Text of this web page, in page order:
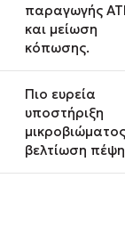
παραγωγής
και μείωση
κόπωσης.
Πιο ευρεία
υποστήριξη
βελτίωση